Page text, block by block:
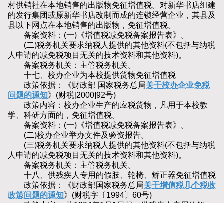
村供销社在本地销售的出版物免征增值税。对新华书店组建
的发行集团或原新华书店改制而成的连锁经营企业，其县及
县以下网点在本地销售的出版物，免征增值税。
备案资料：(一)《增值税减免税备案报告表》。
(二)税务机关要求纳税人提供的其他资料(不包括与纳税
人申请的减免税项目无关的技术资料和其他资料)。
备案税务机关：主管税务机关。
十七、校办企业为本校提供货物免征增值税
政策依据：《财政部 国家税务总局关于校办企业免税
问题的通知》(财税[2000]92号)
政策内容：校办企业生产的应税货物，凡用于本校教
学、科研方面的，免征增值税。
备案资料：(一)《增值税减免税备案报告表》。
(二)校办企业举办文件及验资报告。
(三)税务机关要求纳税人提供的其他资料(不包括与纳税
人申请的减免税项目无关的技术资料和其他资料)。
备案税务机关：主管税务机关。
十八、供残疾人专用的假肢、轮椅、矫正器免征增值税
政策依据：《财政部国家税务总局关于增值税几个税收
政策问题的通知》(财税字〔1994〕60号)